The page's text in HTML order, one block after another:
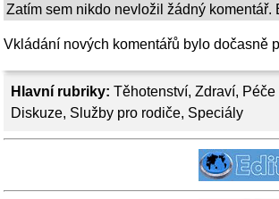
Hlavní rubriky: Těhotenství, Zdraví, Péče
Diskuze, Služby pro rodiče, Speciály
Zatím sem nikdo nevložil žádný komentář.
Vkládání nových komentářů bylo dočasně